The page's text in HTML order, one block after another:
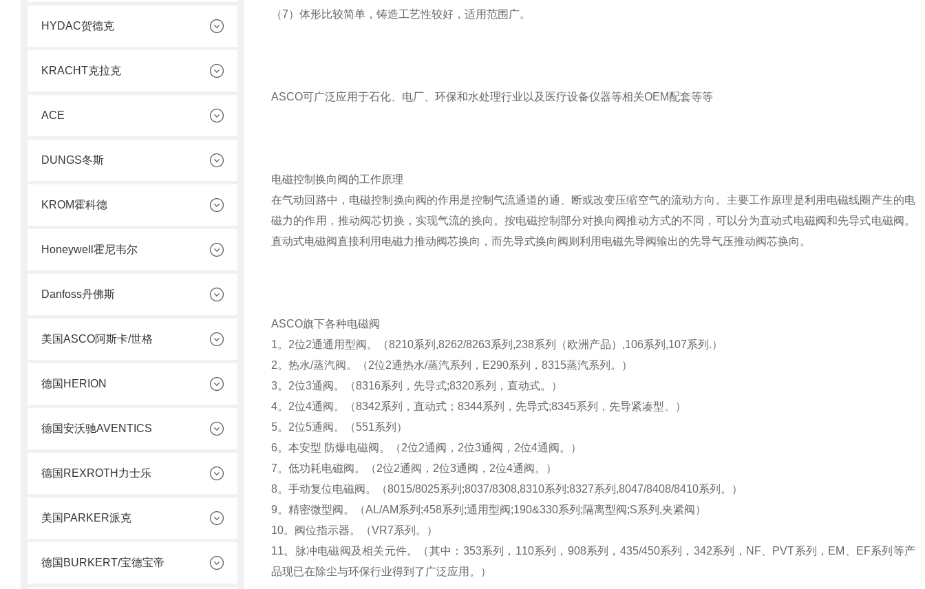
HYDAC贺德克
KRACHT克拉克
ACE
DUNGS冬斯
KROM霍科德
Honeywell霍尼韦尔
Danfoss丹佛斯
美国ASCO阿斯卡/世格
德国HERION
德国安沃驰AVENTICS
德国REXROTH力士乐
美国PARKER派克
德国BURKERT/宝德宝帝
（7）体形比较简单，铸造工艺性较好，适用范围广。
ASCO可广泛应用于石化、电厂、环保和水处理行业以及医疗设备仪器等相关OEM配套等等
电磁控制换向阀的工作原理
在气动回路中，电磁控制换向阀的作用是控制气流通道的通、断或改变压缩空气的流动方向。主要工作原理是利用电磁线圈产生的电
磁力的作用，推动阀芯切换，实现气流的换向。按电磁控制部分对换向阀推动方式的不同，可以分为直动式电磁阀和先导式电磁阀。
直动式电磁阀直接利用电磁力推动阀芯换向，而先导式换向阀则利用电磁先导阀输出的先导气压推动阀芯换向。
ASCO旗下各种电磁阀
1。2位2通通用型阀。（8210系列,8262/8263系列,238系列（欧洲产品）,106系列,107系列.）
2。热水/蒸汽阀。（2位2通热水/蒸汽系列，E290系列，8315蒸汽系列。）
3。2位3通阀。（8316系列，先导式;8320系列，直动式。）
4。2位4通阀。（8342系列，直动式；8344系列，先导式;8345系列，先导紧凑型。）
5。2位5通阀。（551系列）
6。本安型 防爆电磁阀。（2位2通阀，2位3通阀，2位4通阀。）
7。低功耗电磁阀。（2位2通阀，2位3通阀，2位4通阀。）
8。手动复位电磁阀。（8015/8025系列;8037/8308,8310系列;8327系列,8047/8408/8410系列。）
9。精密微型阀。（AL/AM系列;458系列;通用型阀;190&330系列;隔离型阀;S系列,夹紧阀）
10。阀位指示器。（VR7系列。）
11。脉冲电磁阀及相关元件。（其中：353系列，110系列，908系列，435/450系列，342系列，NF、PVT系列，EM、EF系列等产
品现已在除尘与环保行业得到了广泛应用。）